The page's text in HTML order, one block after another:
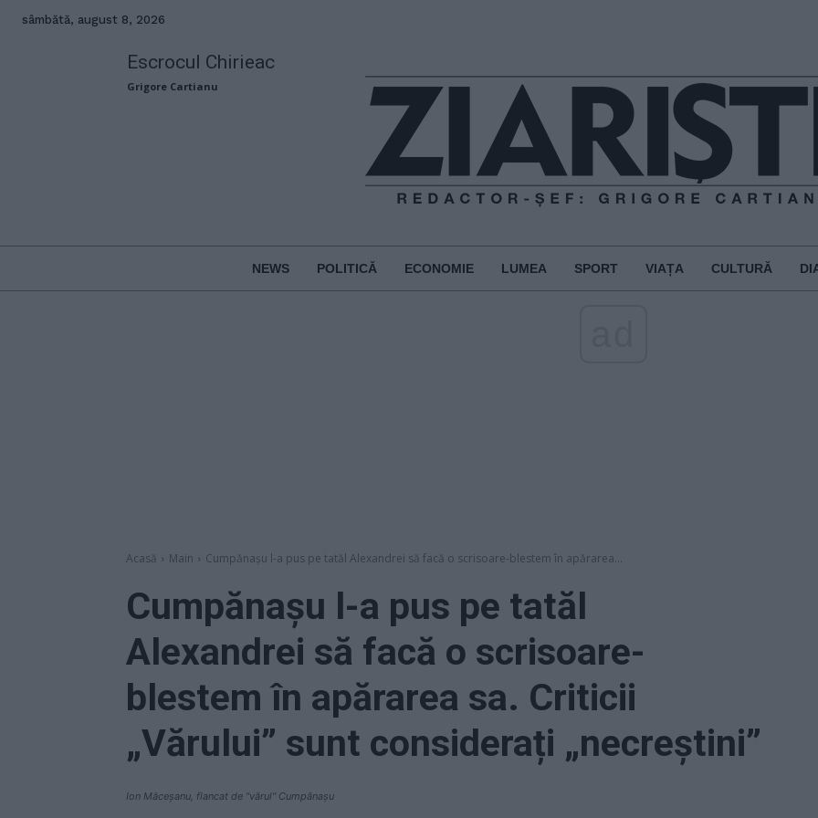
sâmbătă, august 8, 2026
Escrocul Chirieac
Grigore Cartianu
NEWS POLITICĂ ECONOMIE LUMEA SPORT VIAȚA CULTURĂ
Acasă Main Cumpănașu l-a pus pe tatăl Alexandrei să facă o scrisoare-blestem în apărarea...
Cumpănașu l-a pus pe tatăl
Alexandrei să facă o scrisoare-
blestem în apărarea sa. Criticii
„Vărului” sunt considerați „necreștini”
Ion Măceșanu, flancat de "vărul" Cumpănașu